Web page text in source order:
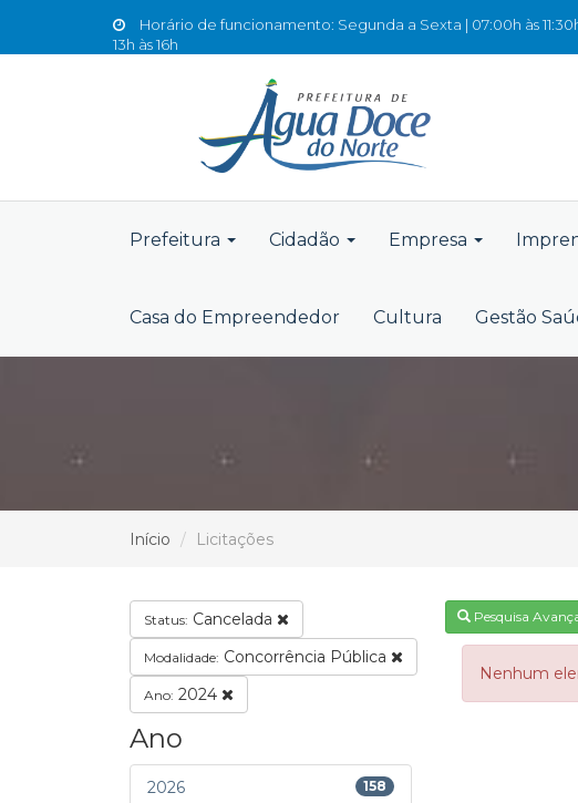
Horário de funcionamento: Segunda a Sexta | 07:00h às
13h às 16h
Prefeitura Cidadão Empresa
Casa do Empreendedor Cultura Gestão
Início Licitações
Status: Cancelada
Modalidade: Concorrência Pública
Ano: 2024
Ano
2026 158
Pesquisa
Nenhum